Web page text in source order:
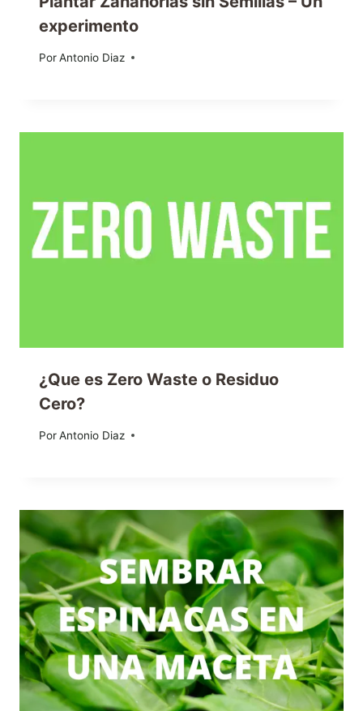
experimento
PorAntonio Diaz
12/02/2014
¿Que es Zero Waste o Residuo
Cero?
PorAntonio Diaz
12/06/2019